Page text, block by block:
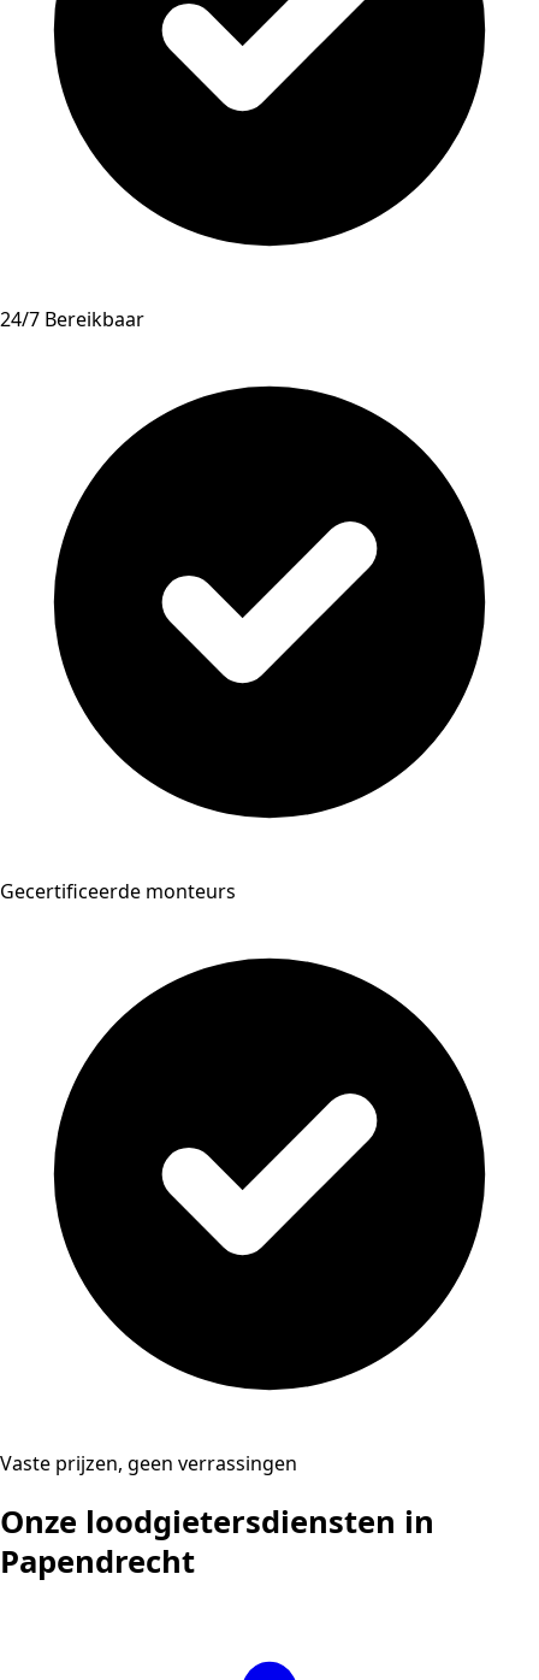
24/7 Bereikbaar
Gecertificeerde monteurs
Vaste prijzen, geen verrassingen
Onze loodgietersdiensten in
Papendrecht